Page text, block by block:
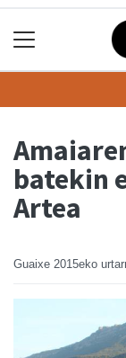
batekin
Artea
Guaixe 2015eko